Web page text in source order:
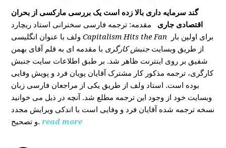
گند سرمایه داری بالا زده است یک بررسی مارکسی از بحران
اقتصادی جاری
مقدمه: ترجمه فارسی سخنرانی استاد ریچارد
ولف با عنوان انگلیسیCapitalism Hits the Fan
از طریق وبسایتجنبش کارگری با مقدمه ای به قلم آقای بهمن
شفیق بر روی اینترنت ظاهر شد. بر طبق اطلاعات سایت جنبش
کارگری، ترجمه مذکور کار مشترک آقایان پویان فرد و پویش وفایی
بوده است. استاد ولف از طریق یکی از مراجعان فارسی زبان
وبسایت خود از وجود این ترجمه مطلع شد. آنچه در ذیل می خوانید
نسخه ترجمه شده آقایان فرد و وفایی است با اندکی ویرایش مجدد
و تصحیح. read more